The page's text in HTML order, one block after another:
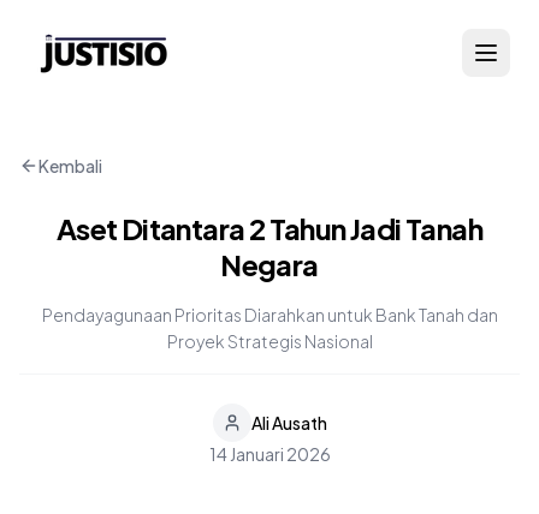
Kembali
Aset Ditantara 2 Tahun Jadi Tanah
Negara
Pendayagunaan Prioritas Diarahkan untuk Bank Tanah dan
Proyek Strategis Nasional
Ali Ausath
14 Januari 2026